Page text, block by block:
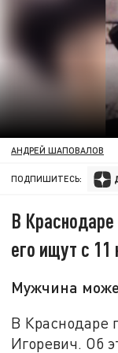
АНДРЕЙ ШАПОВАЛОВ
ПОДПИШИТЕСЬ:
В Краснодаре
его ищут с 11
Мужчина
В Краснодаре
Игоревич. Об